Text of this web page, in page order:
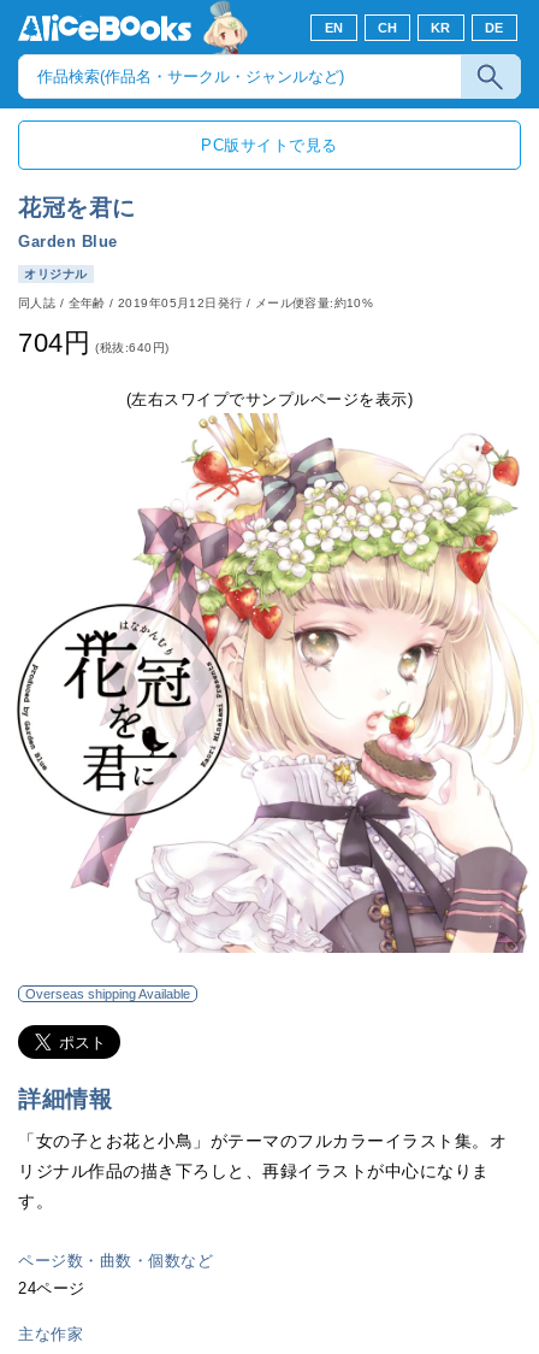
EN CH KR DE
PC版サイトで見る
花冠を君に
Garden Blue
オリジナル
同人誌 / 全年齢/2019年05月12日発行 / メール便容量:約10%
704円 (税抜:640円)
(左右スワイプでサンプルページを表示)
Overseas shipping Available
詳細情報
「女の子とお花と小鳥」がテーマのフルカラーイラスト集。オ
リジナル作品の描き下ろしと、再録イラストが中心になりま
す。
ページ数・曲数・個数など
24ページ
主な作家